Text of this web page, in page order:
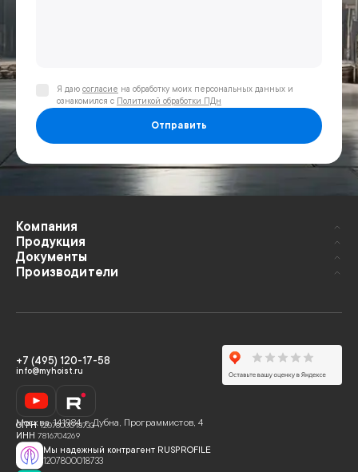
Отправить
Я даю согласие на обработку моих персональных данных и
ознакомился с Политикой обработки ПДн
+7 (495) 120-17-58
info@myhoist.ru
Москва, 141984, г. Дубна, Программистов, 4
ОГРН1207800018733
ИНН7816704269
Мы надежный контрагент RUSPROFILE
1207800018733
Компания
Продукция
Документы
Производители